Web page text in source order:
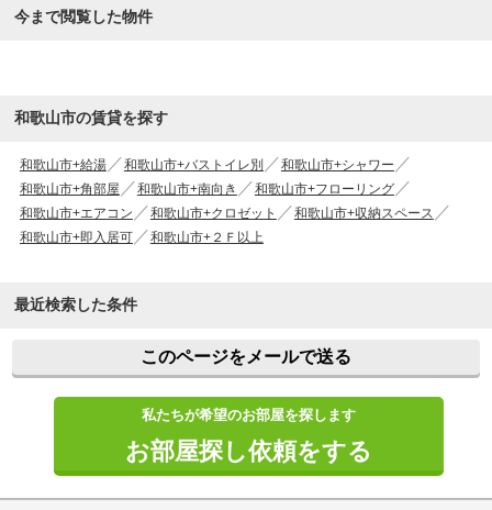
今まで閲覧した物件
和歌山市の賃貸を探す
和歌山市+給湯 和歌山市+バストイレ別
和歌山市+シャワー
和歌山市+角部屋
和歌山市+南向き
和歌山市+フローリング
和歌山市+エアコン
和歌山市+クロゼット
和歌山市+収納スペース
和歌山市+即入居可
和歌山市+２Ｆ以上
最近検索した条件
このページをメールで送る
私たちが希望のお部屋を探します
お部屋探し依頼をする